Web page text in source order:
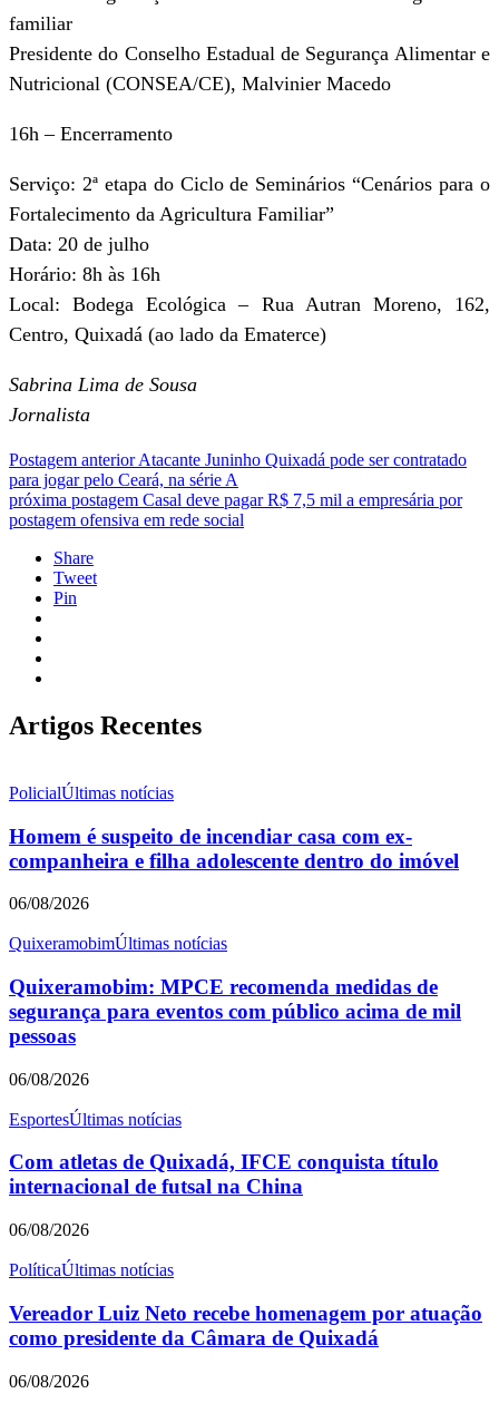
familiar
Presidente do Conselho Estadual de Segurança Alimentar e
Nutricional (CONSEA/CE), Malvinier Macedo
16h – Encerramento
Serviço: 2ª etapa do Ciclo de Seminários “Cenários para o
Fortalecimento da Agricultura Familiar”
Data: 20 de julho
Horário: 8h às 16h
Local: Bodega Ecológica – Rua Autran Moreno, 162,
Centro, Quixadá (ao lado da Ematerce)
Sabrina Lima de Sousa
Jornalista
Postagem anterior Atacante Juninho Quixadá pode ser contratado
para jogar pelo Ceará, na série A
próxima postagem Casal deve pagar R$ 7,5 mil a empresária por
postagem ofensiva em rede social
Share
Tweet
Pin
Artigos Recentes
PolicialÚltimas notícias
Homem é suspeito de incendiar casa com ex-
companheira e filha adolescente dentro do imóvel
06/08/2026
QuixeramobimÚltimas notícias
Quixeramobim: MPCE recomenda medidas de
segurança para eventos com público acima de mil
pessoas
06/08/2026
EsportesÚltimas notícias
Com atletas de Quixadá, IFCE conquista título
internacional de futsal na China
06/08/2026
PolíticaÚltimas notícias
Vereador Luiz Neto recebe homenagem por atuação
como presidente da Câmara de Quixadá
06/08/2026